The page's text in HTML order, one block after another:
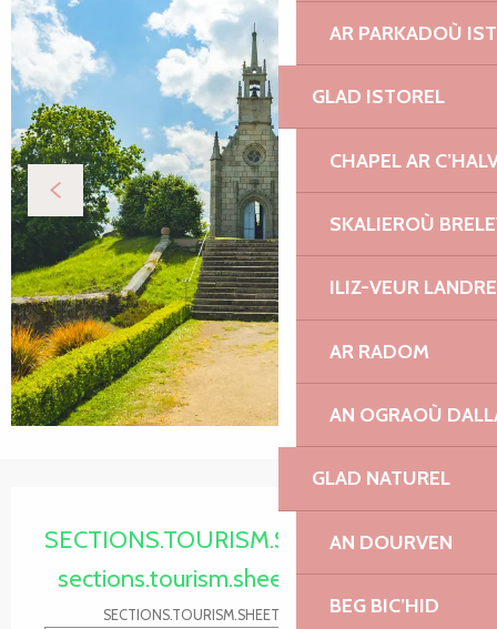
AR PARKADOÙ
GLAD ISTOREL
CHAPEL AR
SKALIEROÙ
ILIZ-VEUR
AR RADOM
AN OGRAOÙ
GLAD NATUREL
AN DOURVEN
BEG BIC’HID
sections.tourism.sheet.periods.today
SECTIONS.TOURISM.SHEET.PERIODS.DETAILS